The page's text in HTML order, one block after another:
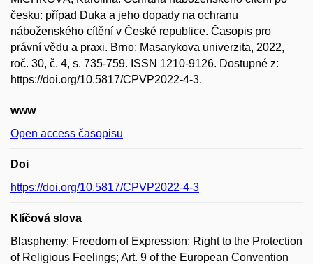
česku: případ Duka a jeho dopady na ochranu
náboženského cítění v České republice. Časopis pro
právní vědu a praxi. Brno: Masarykova univerzita, 2022,
roč. 30, č. 4, s. 735-759. ISSN 1210-9126. Dostupné z:
https://doi.org/10.5817/CPVP2022-4-3.
www
Open access časopisu
Doi
https://doi.org/10.5817/CPVP2022-4-3
Klíčová slova
Blasphemy; Freedom of Expression; Right to the Protection
of Religious Feelings; Art. 9 of the European Convention